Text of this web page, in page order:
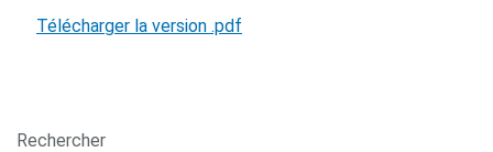
Télécharger la version .pdf
Rechercher